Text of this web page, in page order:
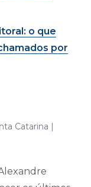
o que
por
Catarina |